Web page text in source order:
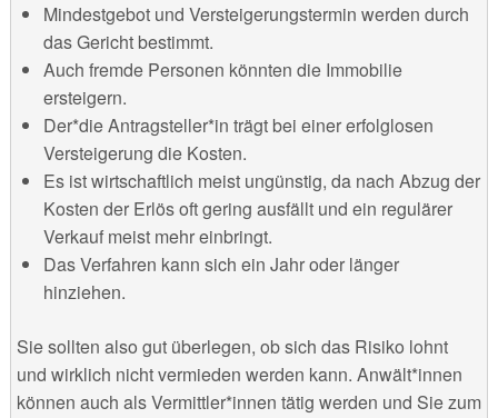
Mindestgebot und Versteigerungstermin werden durch
das Gericht bestimmt.
Auch fremde Personen könnten die Immobilie
ersteigern.
Der*die Antragsteller*in trägt bei einer erfolglosen
Versteigerung die Kosten.
Es ist wirtschaftlich meist ungünstig, da nach Abzug der
Kosten der Erlös oft gering ausfällt und ein regulärer
Verkauf meist mehr einbringt.
Das Verfahren kann sich ein Jahr oder länger
hinziehen.
Sie sollten also gut überlegen, ob sich das Risiko lohnt
und wirklich nicht vermieden werden kann. Anwält*innen
können auch als Vermittler*innen tätig werden und Sie zum